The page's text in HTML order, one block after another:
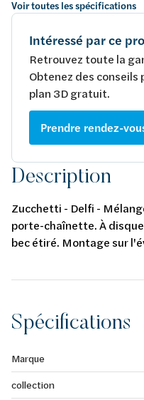
Voir toutes les spécifications
Intéressé par ce
Retrouvez toute la
Obtenez des conseils
plan 3D gratuit.
Prendre rendez-
Description
Zucchetti - Delfi -
porte-chaînette. À
bec étiré. Montage sur
Spécifications
Marque
collection